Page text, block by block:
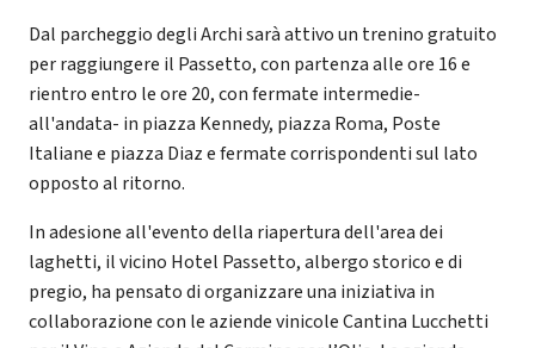
Dal parcheggio degli Archi sarà attivo un trenino gratuito
per raggiungere il Passetto, con partenza alle ore 16 e
rientro entro le ore 20, con fermate intermedie-
all'andata- in piazza Kennedy, piazza Roma, Poste
Italiane e piazza Diaz e fermate corrispondenti sul lato
opposto al ritorno.
In adesione all'evento della riapertura dell'area dei
laghetti, il vicino Hotel Passetto, albergo storico e di
pregio, ha pensato di organizzare una iniziativa in
collaborazione con le aziende vinicole Cantina Lucchetti